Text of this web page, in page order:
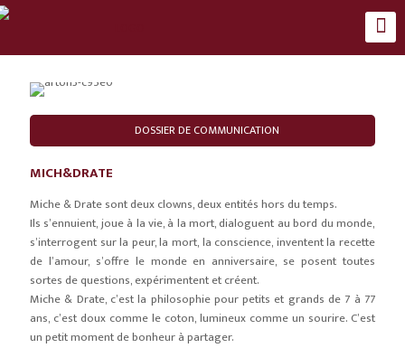
DOSSIER DE COMMUNICATION
MICH&DRATE
Miche & Drate sont deux clowns, deux entités hors du temps.
Ils s’ennuient, joue à la vie, à la mort, dialoguent au bord du monde,
s’interrogent sur la peur, la mort, la conscience, inventent la recette
de l’amour, s’offre le monde en anniversaire, se posent toutes
sortes de questions, expérimentent et créent.
Miche & Drate, c’est la philosophie pour petits et grands de 7 à 77
ans, c’est doux comme le coton, lumineux comme un sourire. C’est
un petit moment de bonheur à partager.